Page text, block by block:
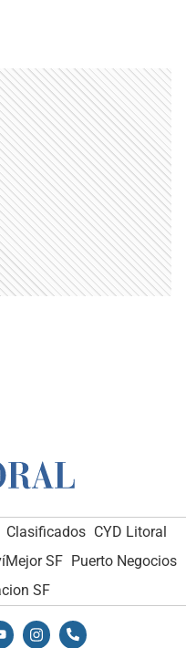
Clasificados CYD Litoral
SF Puerto Negocios
SF